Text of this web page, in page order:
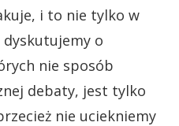
i to nie tylko w
dyskutujemy o
nie sposób
debaty, jest tylko
nie uciekniemy